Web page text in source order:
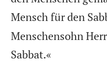
Mensch für den
Menschensohn
Sabbat.«